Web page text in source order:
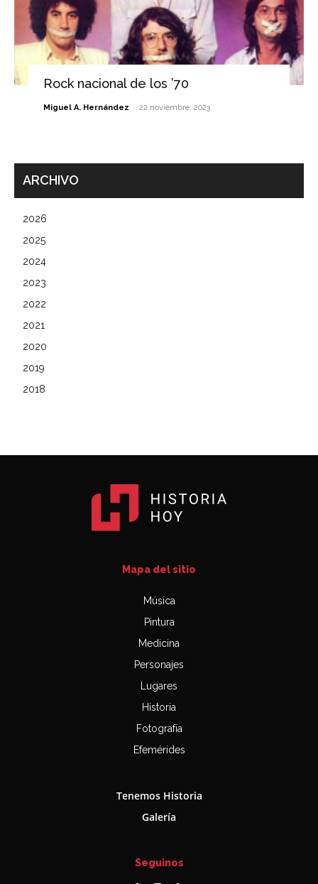
Rock nacional de los ’70
Miguel A. Hernández - 22 noviembre, 2023
ARCHIVO
2026
2025
2024
2023
2022
2021
2020
2019
2018
Mapa del sitio
Música
Pintura
Medicina
Personajes
Lugares
Historia
Fotografía
Efemérides
Tenemos Historia
Galería
Seguinos